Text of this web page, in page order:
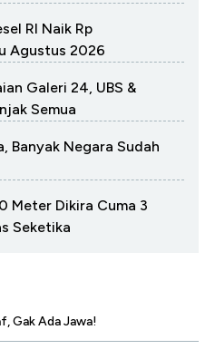
RI Naik Rp
Agustus 2026
Galeri 24, UBS &
Semua
Banyak Negara Sudah
Meter Dikira Cuma 3
Seketika
Gak Ada Jawa!